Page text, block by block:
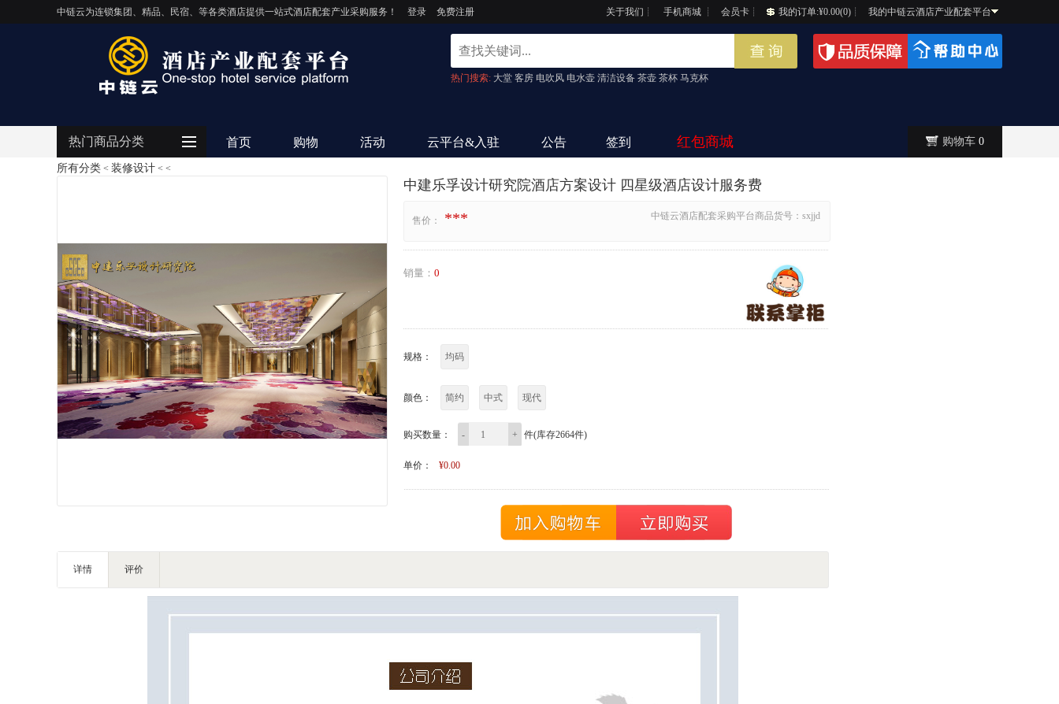
中链云为连锁集团、精品、民宿、等各类酒店提供一站式酒店配套产业采购服务！ 登录 免费注册 关于我们 ┊ 手机商城 ┊ 会员卡 ┊ 我的订单:¥0.00(0) ┊ 我的中链云酒店产业配套平台
热门搜索: 大堂 客房 电吹风 电水壶 清洁设备 茶壶 茶杯 马克杯
热门商品分类 首页 购物 活动 云平台&入驻 公告 签到 红包商城 购物车 0
清洁设备
电器设备
IT/智能化
灯饰照明
家私家具
基础建材
装修设计
装饰配饰
所有分类 < 装修设计 < <
中建乐孚设计研究院酒店方案设计 四星级酒店设计服务费
售价： *** 中链云酒店配套采购平台商品货号：sxjjd
销量： 0
规格： 均码
颜色： 简约 中式 现代
购买数量： - + 件(库存2664件)
单价： ¥0.00
详情 评价